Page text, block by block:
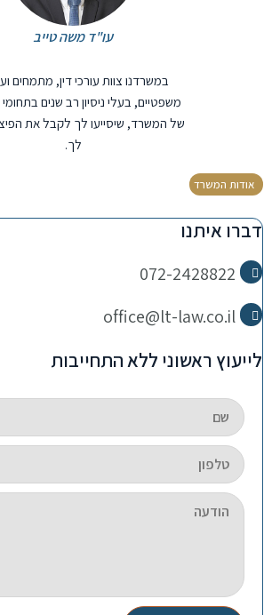
עו"ד משה טייב
במשרדנו צוות עורכי דין, מתמחים
משפטיים, בעלי ניסיון רב שנים
של המשרד, שיסייעו לך לקבל את
לך.
אודות המשרד
דברו איתנו
072-2428822
office@lt-law.co.il
לייעוץ ראשוני ללא התחייבות